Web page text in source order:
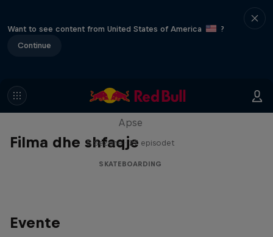
Want to see content from United States of America
?
Continue
Filma dhe shfaqje
Skate Tales
Apse
5 Sezone · 27 episodet
SKATEBOARDING
Evente